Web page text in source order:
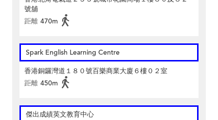
號舖
距離 470m
Spark English Learning Centre
香港銅鑼灣道１８０號百樂商業大廈６樓０２室
距離 450m
傑出成績英文教育中心